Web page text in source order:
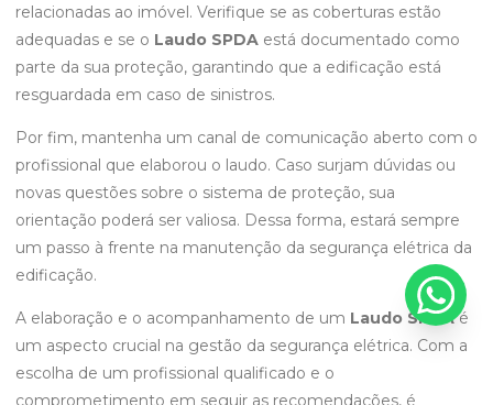
relacionadas ao imóvel. Verifique se as coberturas estão
adequadas e se o Laudo SPDA está documentado como
parte da sua proteção, garantindo que a edificação está
resguardada em caso de sinistros.
Por fim, mantenha um canal de comunicação aberto com o
profissional que elaborou o laudo. Caso surjam dúvidas ou
novas questões sobre o sistema de proteção, sua
orientação poderá ser valiosa. Dessa forma, estará sempre
um passo à frente na manutenção da segurança elétrica da
edificação.
A elaboração e o acompanhamento de um Laudo SPDAé
um aspecto crucial na gestão da segurança elétrica. Com a
escolha de um profissional qualificado e o
comprometimento em seguir as recomendações, é